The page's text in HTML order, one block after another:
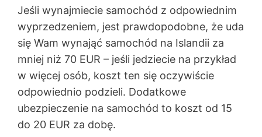
Jeśli wynajmiecie samochód z odpowiednim
wyprzedzeniem, jest prawdopodobne, że uda
się Wam wynająć samochód na Islandii za
mniej niż 70 EUR – jeśli jedziecie na przykład
w więcej osób, koszt ten się oczywiście
odpowiednio podzieli. Dodatkowe
ubezpieczenie na samochód to koszt od 15
do 20 EUR za dobę.